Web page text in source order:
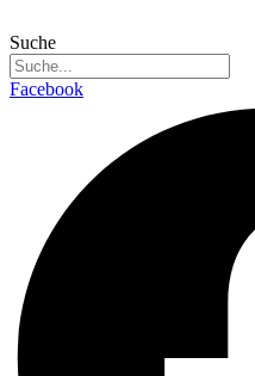
Suche
Facebook